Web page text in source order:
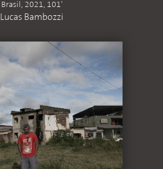
Brasil, 2021, 101'
Lucas Bambozzi